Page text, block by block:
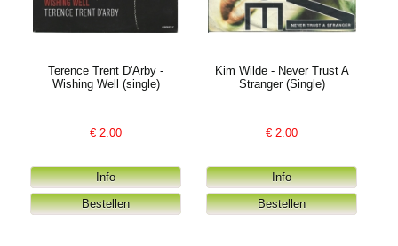
Terence Trent D'Arby -
Wishing Well (single)
€ 2.00
Kim Wilde - Never Trust A
Stranger (Single)
€ 2.00